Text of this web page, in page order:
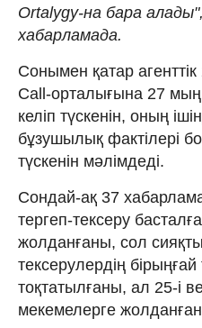
Ortalygy-на бара
хабарламада.
Сонымен қатар
Call-орталығына 27
келіп түскенін, оның
бұзушылық фактілері
түскенін мәлімдеді.
Сондай-ақ 37
тергеп-тексеру
жолданғаны, сол сияқты
тексерулердің бірыңғай
тоқтатылғаны, ал 25-і
мекемелерге